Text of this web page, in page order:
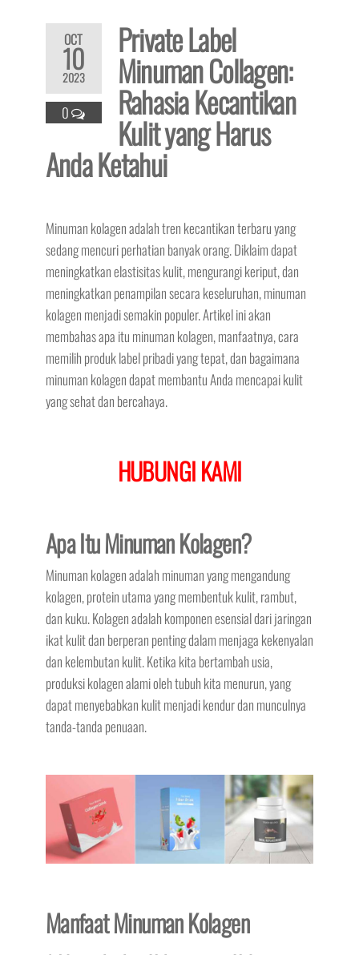
OCT
10
2023
0
Private Label
Minuman Collagen:
Rahasia Kecantikan
Kulit yang Harus
Anda Ketahui
Minuman kolagen adalah tren kecantikan terbaru yang
sedang mencuri perhatian banyak orang. Diklaim dapat
meningkatkan elastisitas kulit, mengurangi keriput, dan
meningkatkan penampilan secara keseluruhan, minuman
kolagen menjadi semakin populer. Artikel ini akan
membahas apa itu minuman kolagen, manfaatnya, cara
memilih produk label pribadi yang tepat, dan bagaimana
minuman kolagen dapat membantu Anda mencapai kulit
yang sehat dan bercahaya.
HUBUNGI KAMI
Apa Itu Minuman Kolagen?
Minuman kolagen adalah minuman yang mengandung
kolagen, protein utama yang membentuk kulit, rambut,
dan kuku. Kolagen adalah komponen esensial dari jaringan
ikat kulit dan berperan penting dalam menjaga kekenyalan
dan kelembutan kulit. Ketika kita bertambah usia,
produksi kolagen alami oleh tubuh kita menurun, yang
dapat menyebabkan kulit menjadi kendur dan munculnya
tanda-tanda penuaan.
Manfaat Minuman Kolagen